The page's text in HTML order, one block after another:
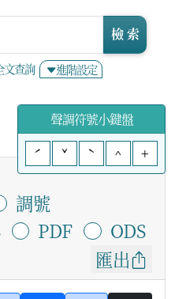
文查詢 進階設定
檢 索
聲調符號小鍵盤
ˊ
ˇ ˋ ^ +
調號
PDF
ODS
匯出